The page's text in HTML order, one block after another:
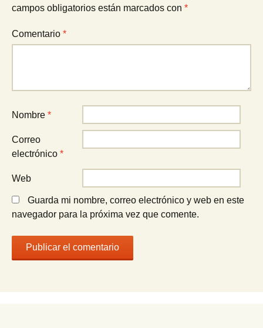
campos obligatorios están marcados con *
Comentario *
Nombre *
Correo
electrónico *
Web
Guarda mi nombre, correo electrónico y web en este
navegador para la próxima vez que comente.